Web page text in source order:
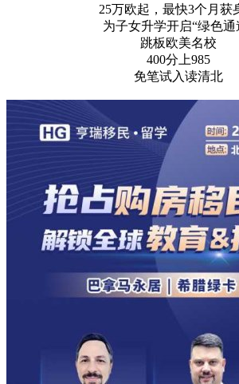
25万欧起，最快3个月获
为子女升学开启“绿色通
跳板欧美名校
400分上985
免笔试入读清北